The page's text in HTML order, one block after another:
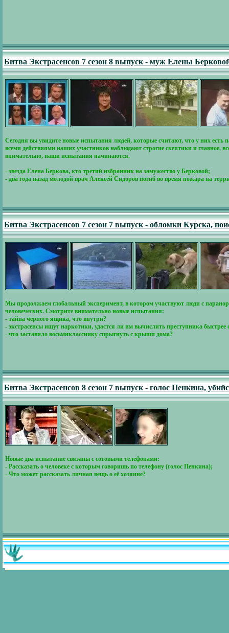
Битва Экстрасенсов 7 сезон 8 выпуск - муж Елены
Сегодня вы увидите новые испытания людей, которые считают, что у них
всеми действиями наших участников наблюдают строгие скептики и главное,
внимательно, наши испытания начинаются.
- звезда Елена Беркова, кто третий избранник на замужество у Берковой;
- два года назад молодой врач Алексей Сидоров погиб во время пожара на
Битва Экстрасенсов 7 сезон 7 выпуск - обломки Курска,
Мы продолжаем глобальный эксперимент, в котором участвуют люди с
человеческих. Смотрите внимательно новые испытания:
- тайна черного ящика, что внутри?
- экстрасенсы ищут наркотики, удастся ли им вычислить преступника
- что заставило восьмикласснику спрыгнуть с крыши дома?
Битва Экстрасенсов 8 сезон 7 выпуск - голос Пенкина,
Новые два испытание связаны с сотовыми телефонами:
- Рассказать о человеке с которым говоришь по телефону (голос Пенкина);
- Что может рассказать личная вещь о её хозяине?